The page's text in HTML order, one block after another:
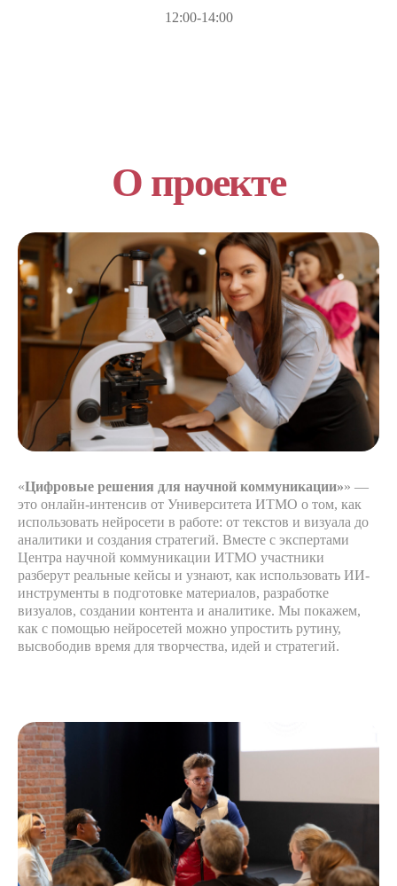
12:00-14:00
О проекте
«Цифровые решения для научной коммуникации»» —
это онлайн-интенсив от Университета ИТМО о том, как
использовать нейросети в работе: от текстов и визуала до
аналитики и создания стратегий. Вместе с экспертами
Центра научной коммуникации ИТМО участники
разберут реальные кейсы и узнают, как использовать ИИ-
инструменты в подготовке материалов, разработке
визуалов, создании контента и аналитике. Мы покажем,
как с помощью нейросетей можно упростить рутину,
высвободив время для творчества, идей и стратегий.